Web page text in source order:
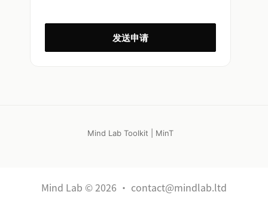
发送申请
Mind Lab Toolkit | MinT
Mind Lab © 2026 · contact@mindlab.ltd